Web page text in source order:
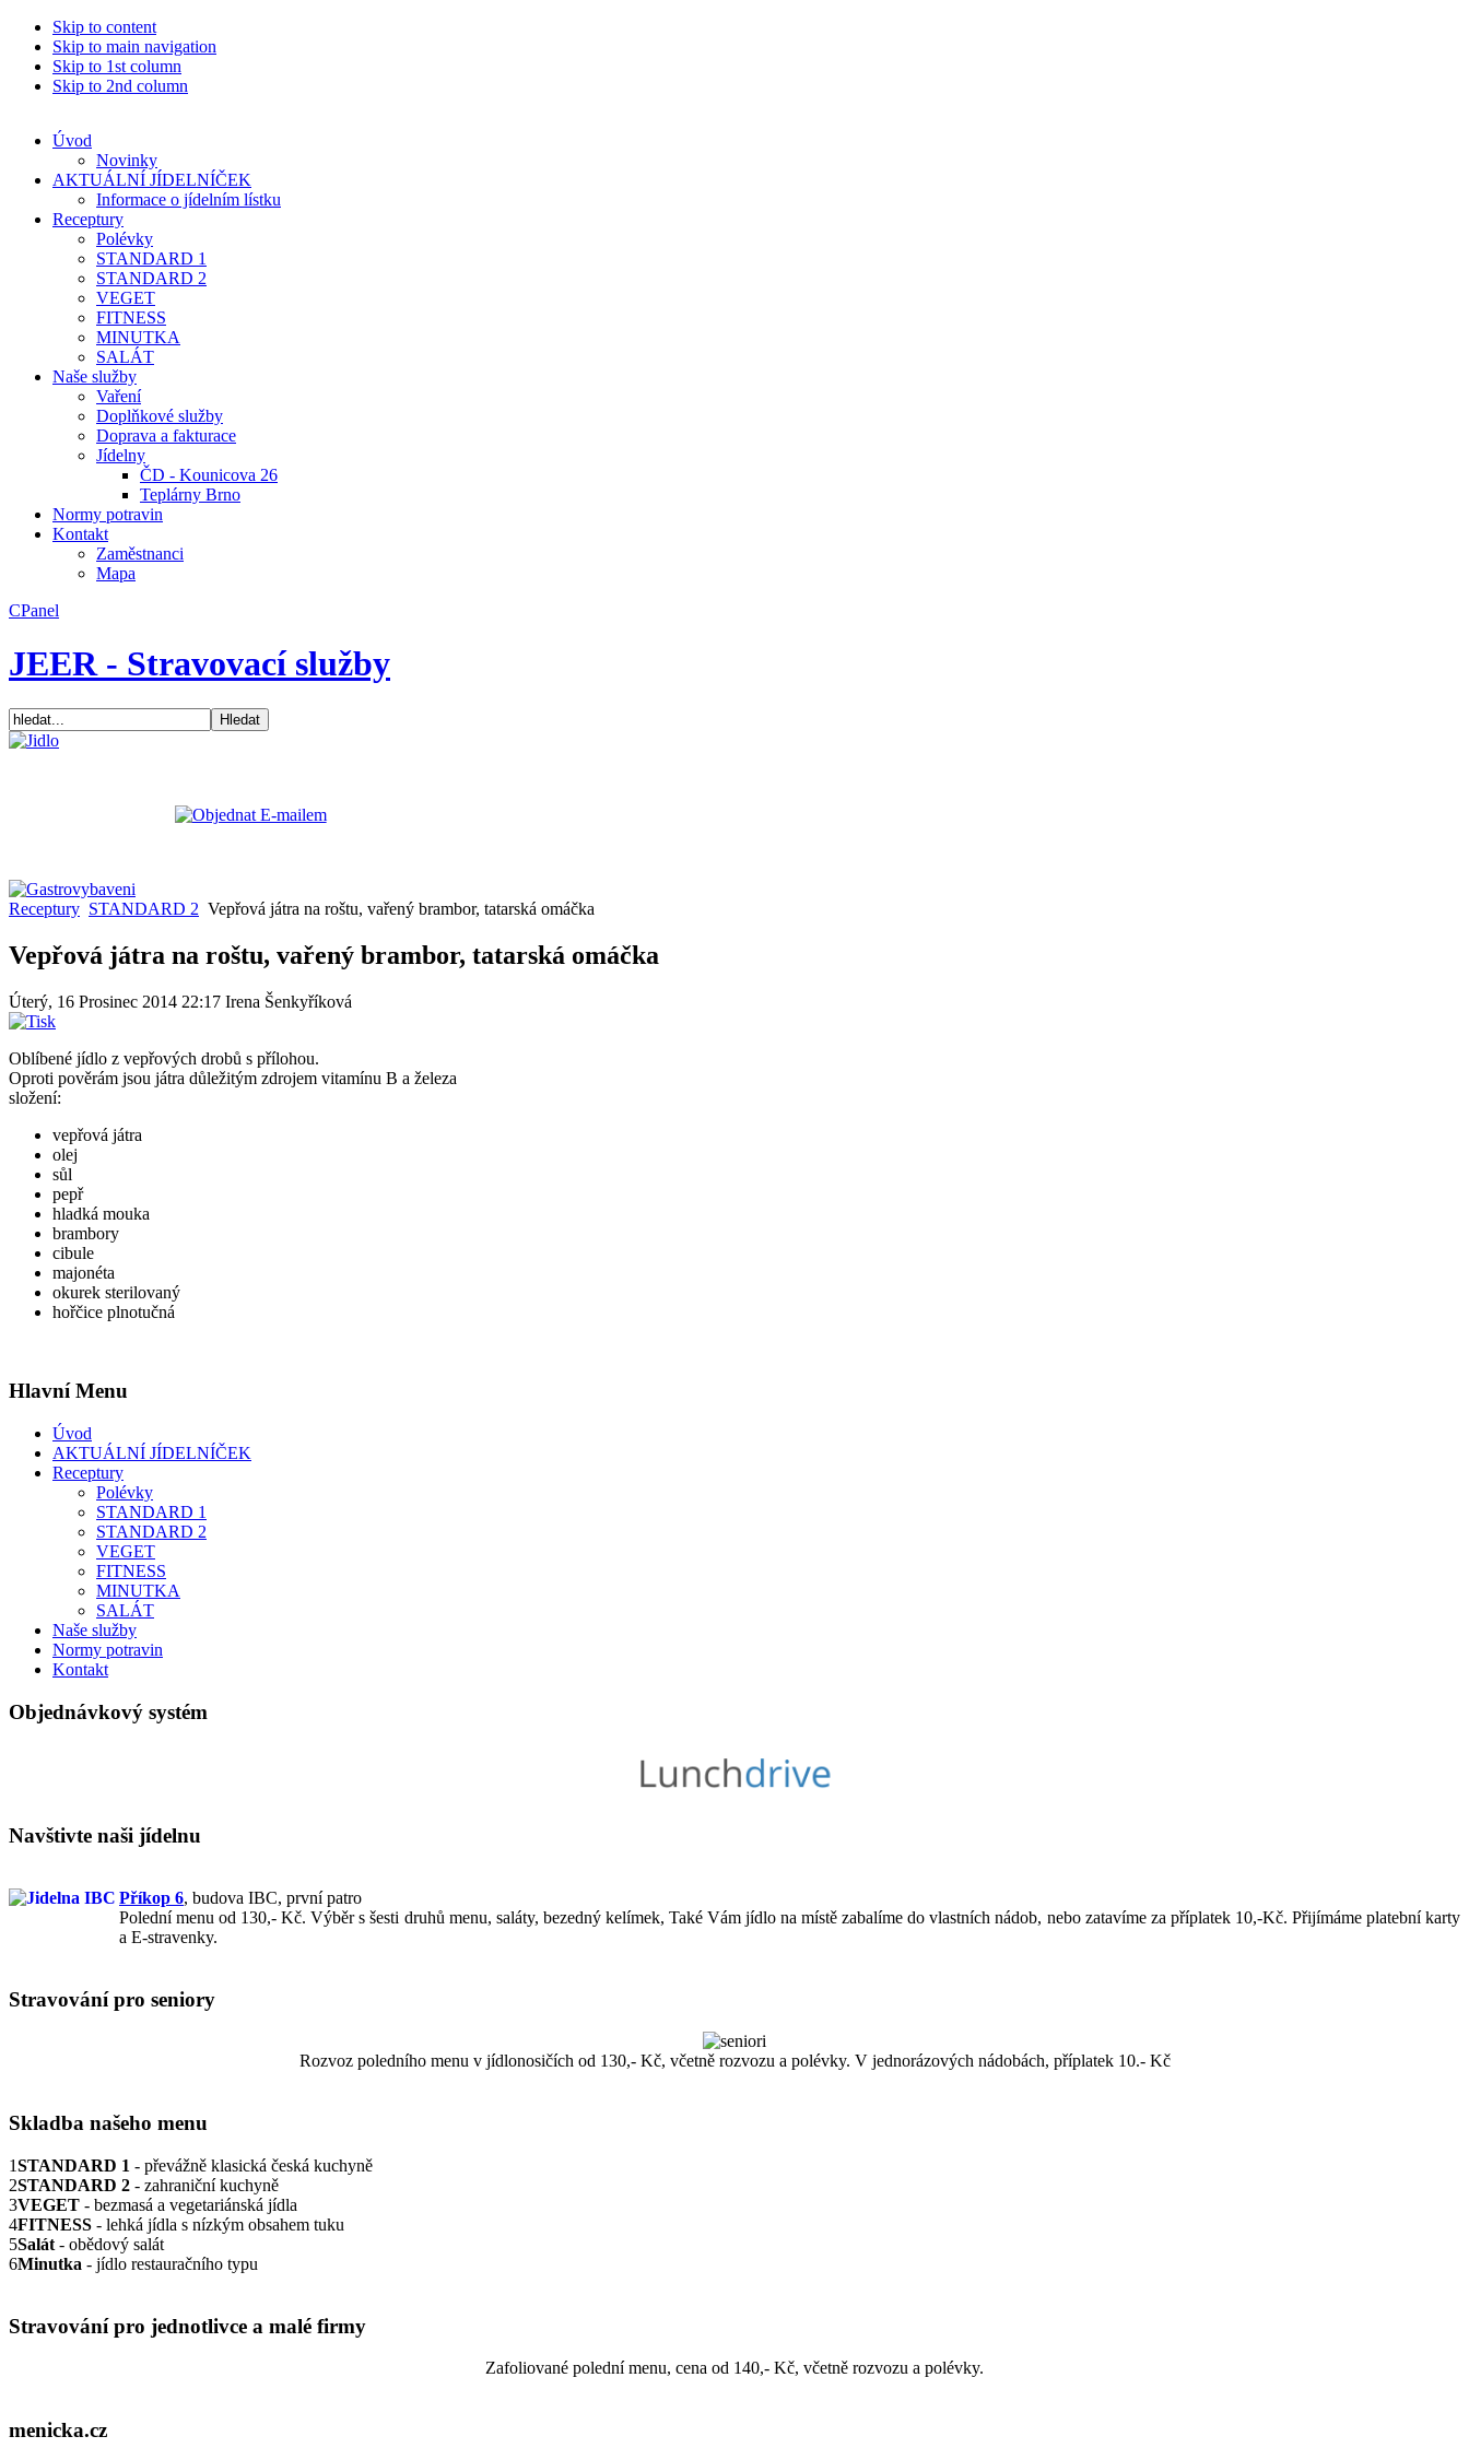
Skip to content
Skip to main navigation
Skip to 1st column
Skip to 2nd column
Úvod
Novinky
AKTUÁLNÍ JÍDELNÍČEK
Informace o jídelním lístku
Receptury
Polévky
STANDARD 1
STANDARD 2
VEGET
FITNESS
MINUTKA
SALÁT
Naše služby
Vaření
Doplňkové služby
Doprava a fakturace
Jídelny
ČD - Kounicova 26
Teplárny Brno
Normy potravin
Kontakt
Zaměstnanci
Mapa
CPanel
JEER - Stravovací služby
Receptury STANDARD 2 Vepřová játra na roštu, vařený brambor, tatarská omáčka
Vepřová játra na roštu, vařený brambor, tatarská omáčka
Úterý, 16 Prosinec 2014 22:17 Irena Šenkyříková
Oblíbené jídlo z vepřových drobů s přílohou.
Oproti pověrám jsou játra důležitým zdrojem vitamínu B a železa
složení:
vepřová játra
olej
sůl
pepř
hladká mouka
brambory
cibule
majonéta
okurek sterilovaný
hořčice plnotučná
Hlavní Menu
Úvod
AKTUÁLNÍ JÍDELNÍČEK
Receptury
Polévky
STANDARD 1
STANDARD 2
VEGET
FITNESS
MINUTKA
SALÁT
Naše služby
Normy potravin
Kontakt
Objednávkový systém
Navštivte naši jídelnu
Příkop 6, budova IBC, první patro
Polední menu od 130,- Kč. Výběr s šesti druhů menu, saláty, bezedný kelímek, Také Vám jídlo na místě zabalíme do vlastních nádob, nebo zatavíme za příplatek 10,-Kč. Přijímáme platební karty
a E-stravenky.
Stravování pro seniory
Rozvoz poledního menu v jídlonosičích od 130,- Kč, včetně rozvozu a polévky. V jednorázových nádobách, příplatek 10.- Kč
Skladba našeho menu
1STANDARD 1 - převážně klasická česká kuchyně
2STANDARD 2 - zahraniční kuchyně
3VEGET - bezmasá a vegetariánská jídla
4FITNESS - lehká jídla s nízkým obsahem tuku
5Salát - obědový salát
6Minutka - jídlo restauračního typu
Stravování pro jednotlivce a malé firmy
Zafoliované polední menu, cena od 140,- Kč, včetně rozvozu a polévky.
menicka.cz